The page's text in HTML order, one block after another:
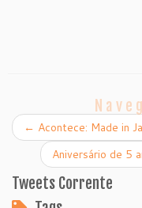
← Acontece: Made in
Aniversário de 5
Tweets Corrente